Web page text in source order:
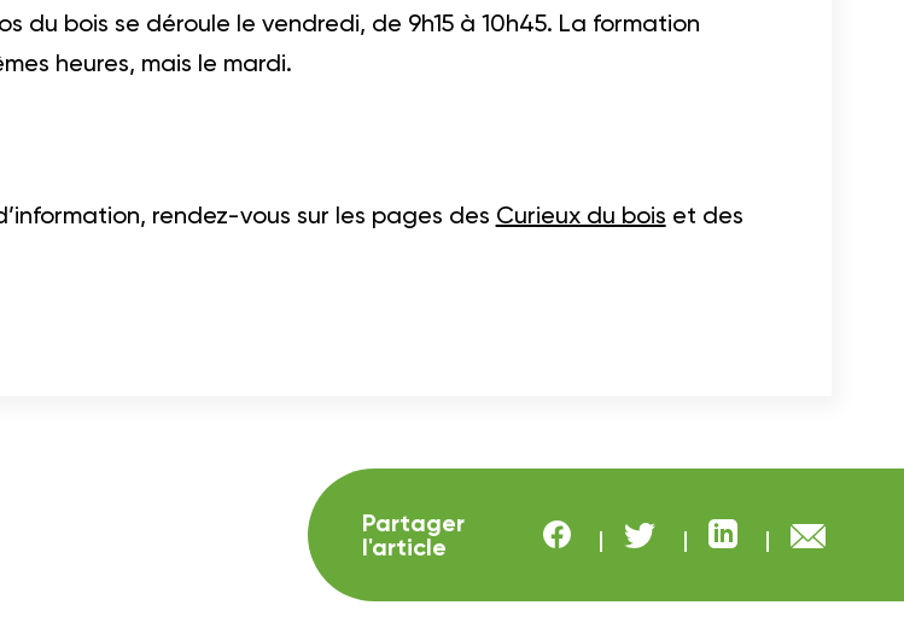
du bois se déroule le vendredi, de 9h15 à 10h45. La formation
heures, mais le mardi.
rendez-vous sur les pages des Curieux du bois et des
Partager
l'article